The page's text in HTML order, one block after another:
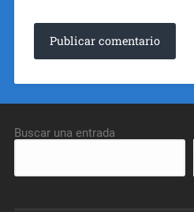
Buscar una entrada